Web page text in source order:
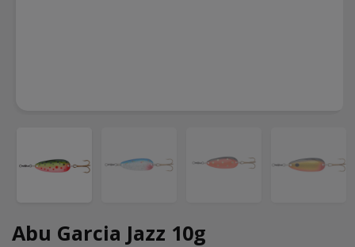
Abu Garcia Jazz 10g